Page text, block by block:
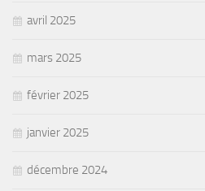
avril 2025
mars 2025
février 2025
janvier 2025
décembre 2024